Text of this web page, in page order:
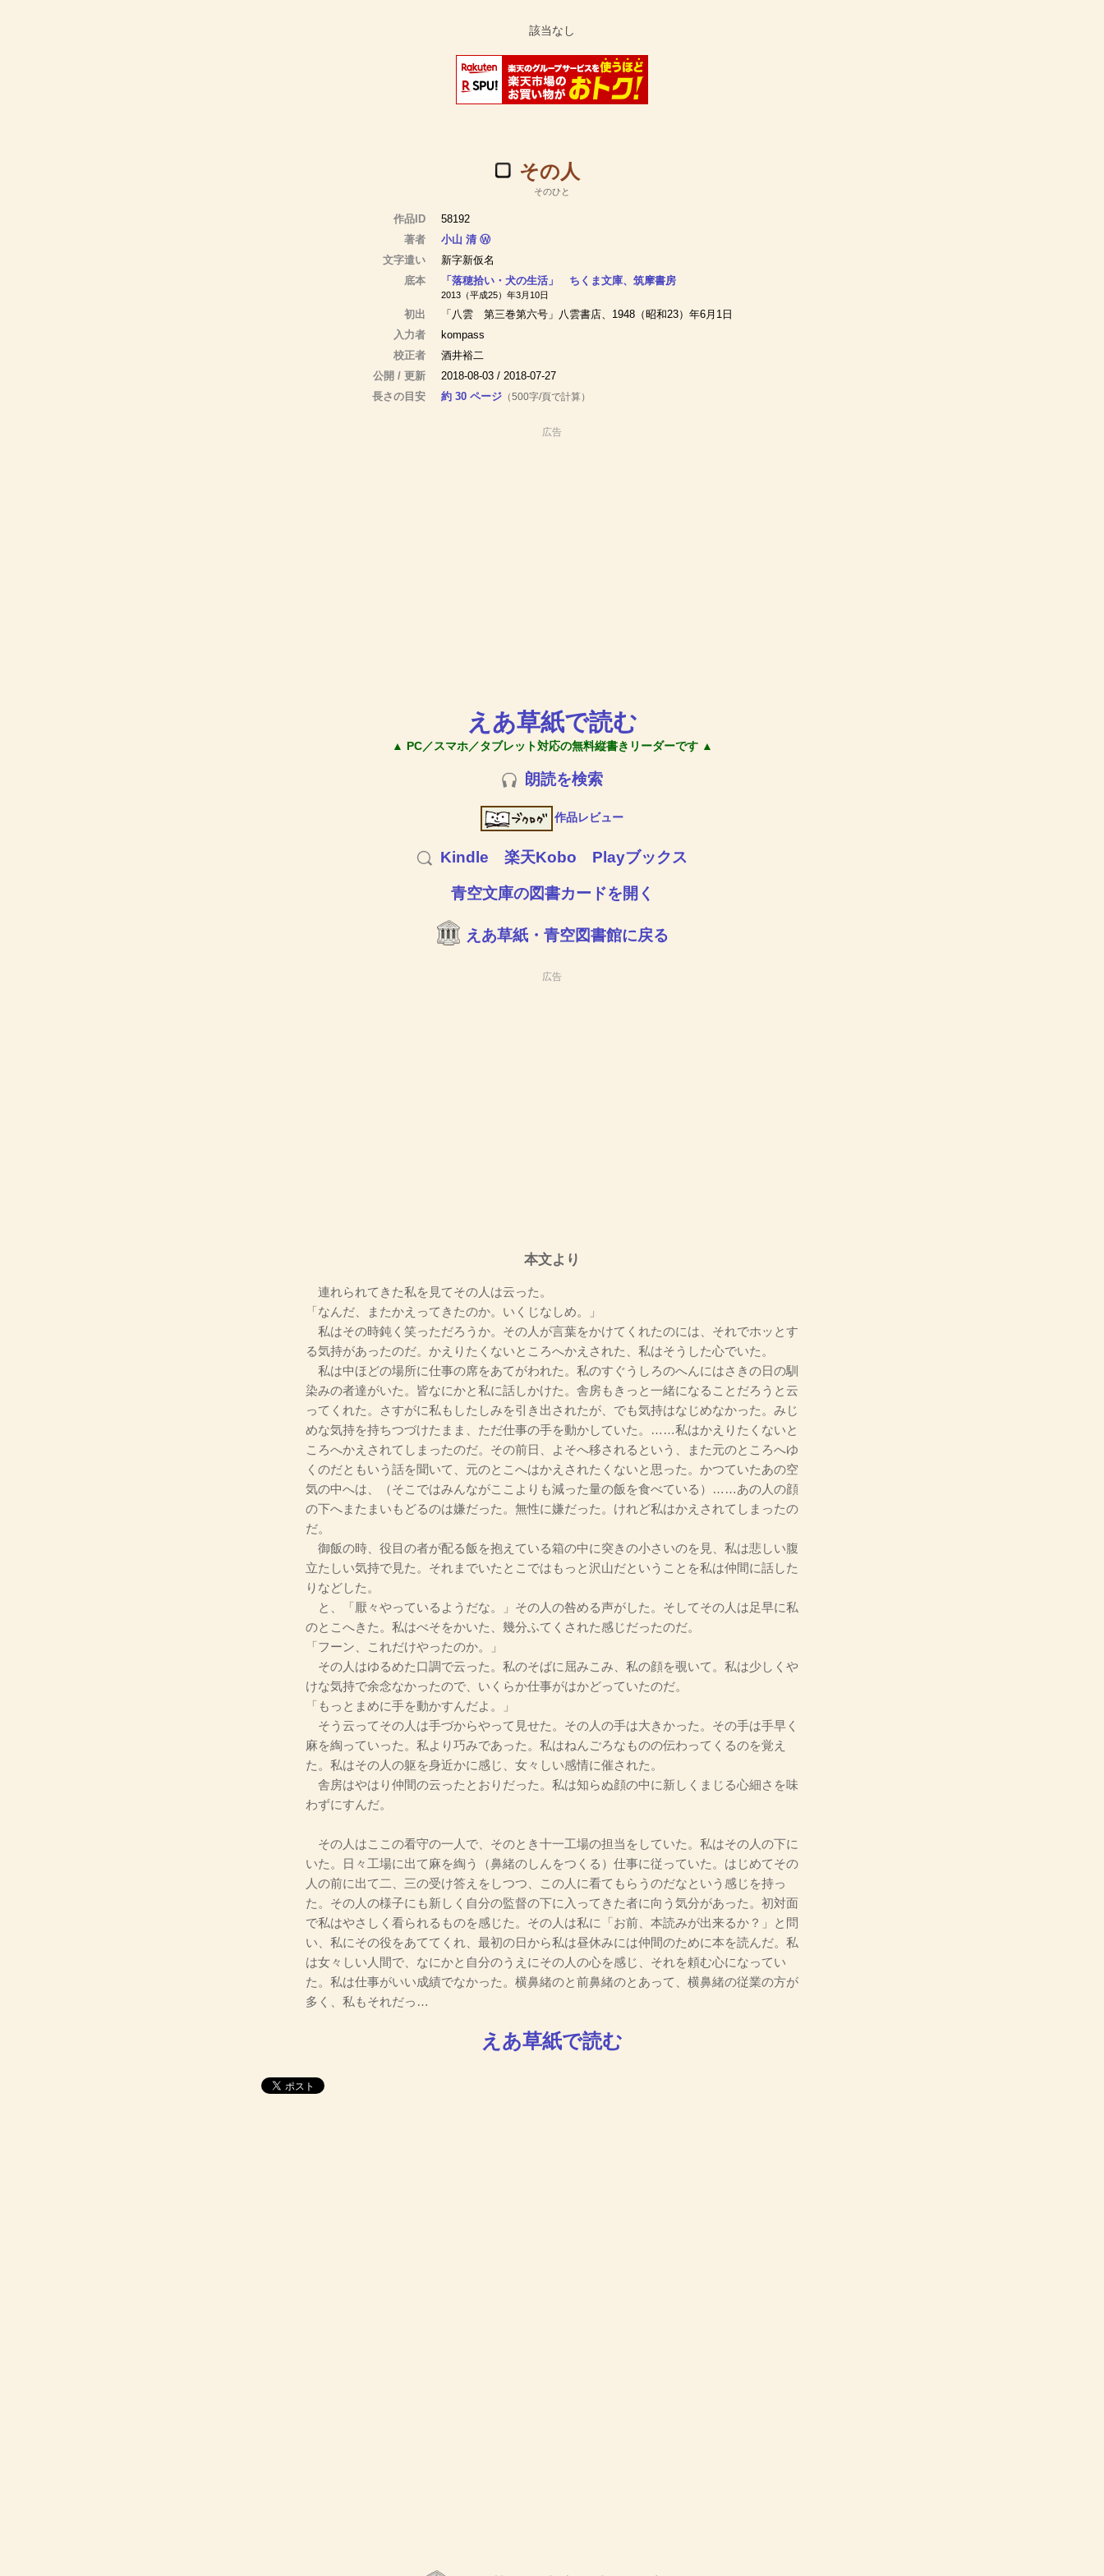
その人
そのひと
作品ID
58192
著者
小山 清 Ⓦ
文字遣い
新字新仮名
底本
「落穂拾い・犬の生活」 ちくま文庫、筑摩書房
2013（平成25）年3月10日
初出
「八雲 第三巻第六号」八雲書店、1948（昭和23）年6月1日
入力者
kompass
校正者
酒井裕二
公開 / 更新
2018-08-03 / 2018-07-27
長さの目安
約 30 ページ（500字/頁で計算）
広告
えあ草紙で読む
▲ PC／スマホ／タブレット対応の無料縦書きリーダーです ▲
朗読を検索
作品レビュー
Kindle 楽天Kobo Playブックス
青空文庫の図書カードを開く
えあ草紙・青空図書館に戻る
広告
本文より
連れられてきた私を見てその人は云った。
「なんだ、またかえってきたのか。いくじなしめ。」
私はその時鈍く笑っただろうか。その人が言葉をかけてくれたのには、それでホッとす
る気持があったのだ。かえりたくないところへかえされた、私はそうした心でいた。
私は中ほどの場所に仕事の席をあてがわれた。私のすぐうしろのへんにはさきの日の馴
染みの者達がいた。皆なにかと私に話しかけた。舎房もきっと一緒になることだろうと云
ってくれた。さすがに私もしたしみを引き出されたが、でも気持はなじめなかった。みじ
めな気持を持ちつづけたまま、ただ仕事の手を動かしていた。……私はかえりたくないと
ころへかえされてしまったのだ。その前日、よそへ移されるという、また元のところへゆ
くのだともいう話を聞いて、元のとこへはかえされたくないと思った。かつていたあの空
気の中へは、（そこではみんながここよりも減った量の飯を食べている）……あの人の顔
の下へまたまいもどるのは嫌だった。無性に嫌だった。けれど私はかえされてしまったの
だ。
御飯の時、役目の者が配る飯を抱えている箱の中に突きの小さいのを見、私は悲しい腹
立たしい気持で見た。それまでいたとこではもっと沢山だということを私は仲間に話した
りなどした。
と、「厭々やっているようだな。」その人の咎める声がした。そしてその人は足早に私
のとこへきた。私はべそをかいた、幾分ふてくされた感じだったのだ。
「フーン、これだけやったのか。」
その人はゆるめた口調で云った。私のそばに屈みこみ、私の顔を覗いて。私は少しくや
けな気持で余念なかったので、いくらか仕事がはかどっていたのだ。
「もっとまめに手を動かすんだよ。」
そう云ってその人は手づからやって見せた。その人の手は大きかった。その手は手早く
麻を綯っていった。私より巧みであった。私はねんごろなものの伝わってくるのを覚え
た。私はその人の躯を身近かに感じ、女々しい感情に催された。
舎房はやはり仲間の云ったとおりだった。私は知らぬ顔の中に新しくまじる心細さを味
わずにすんだ。
その人はここの看守の一人で、そのとき十一工場の担当をしていた。私はその人の下に
いた。日々工場に出て麻を綯う（鼻緒のしんをつくる）仕事に従っていた。はじめてその
人の前に出て二、三の受け答えをしつつ、この人に看てもらうのだなという感じを持っ
た。その人の様子にも新しく自分の監督の下に入ってきた者に向う気分があった。初対面
で私はやさしく看られるものを感じた。その人は私に「お前、本読みが出来るか？」と問
い、私にその役をあててくれ、最初の日から私は昼休みには仲間のために本を読んだ。私
は女々しい人間で、なにかと自分のうえにその人の心を感じ、それを頼む心になってい
た。私は仕事がいい成績でなかった。横鼻緒のと前鼻緒のとあって、横鼻緒の従業の方が
多く、私もそれだっ…
えあ草紙で読む